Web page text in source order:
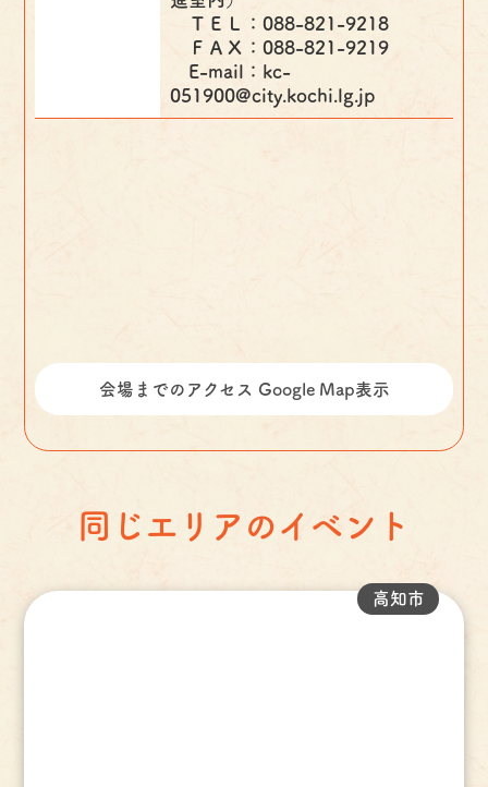
ＴＥＬ：088-821-9218
ＦＡＸ：088-821-9219
E-mail：kc-
051900@city.kochi.lg.jp
会場までのアクセス Google Map表示
同じエリアのイベント
高知市